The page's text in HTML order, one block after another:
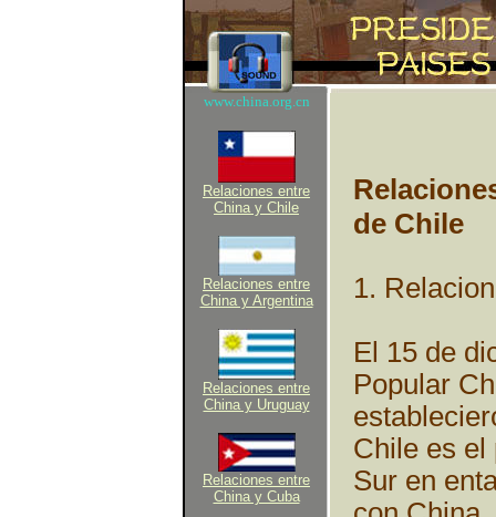
www.china.org.cn
Relaciones entre
China y Chile
Relaciones entre
China y Argentina
Relaciones entre
China y Uruguay
Relaciones entre
China y Cuba
de Chile
1.
El 15 de
Popular
Chile es el
Sur en